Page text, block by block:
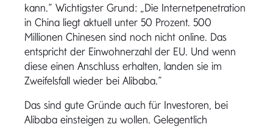
kann.“ Wichtigster Grund: „Die Internetpenetration
in China liegt aktuell unter 50 Prozent. 500
Millionen Chinesen sind noch nicht online. Das
entspricht der Einwohnerzahl der EU. Und wenn
diese einen Anschluss erhalten, landen sie im
Zweifelsfall wieder bei Alibaba.“
Das sind gute Gründe auch für Investoren, bei
Alibaba einsteigen zu wollen. Gelegentlich